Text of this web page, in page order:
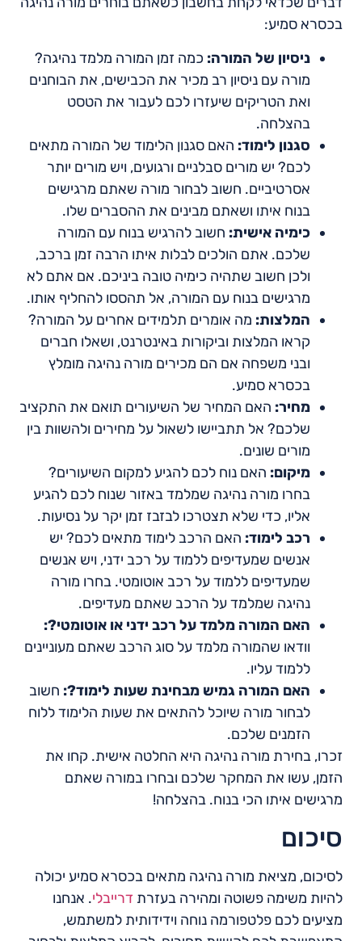
בכסרא סמיע:
ניסיון של המורה: כמה זמן המורה מלמד נהיגה?
מורה עם ניסיון רב מכיר את הכבישים, את הבוחנים
ואת הטריקים שיעזרו לכם לעבור את הטסט
בהצלחה.
סגנון לימוד: האם סגנון הלימוד של המורה מתאים
לכם? יש מורים סבלניים ורגועים, ויש מורים יותר
אסרטיביים. חשוב לבחור מורה שאתם מרגישים
בנוח איתו ושאתם מבינים את ההסברים שלו.
כימיה אישית: חשוב להרגיש בנוח עם המורה
שלכם. אתם הולכים לבלות איתו הרבה זמן ברכב,
ולכן חשוב שתהיה כימיה טובה ביניכם. אם אתם לא
מרגישים בנוח עם המורה, אל תהססו להחליף אותו.
המלצות: מה אומרים תלמידים אחרים על המורה?
קראו המלצות וביקורות באינטרנט, ושאלו חברים
ובני משפחה אם הם מכירים מורה נהיגה מומלץ
בכסרא סמיע.
מחיר: האם המחיר של השיעורים תואם את התקציב
שלכם? אל תתביישו לשאול על מחירים ולהשוות בין
מורים שונים.
מיקום: האם נוח לכם להגיע למקום השיעורים?
בחרו מורה נהיגה שמלמד באזור שנוח לכם להגיע
אליו, כדי שלא תצטרכו לבזבז זמן יקר על נסיעות.
רכב לימוד: האם הרכב לימוד מתאים לכם? יש
אנשים שמעדיפים ללמוד על רכב ידני, ויש אנשים
שמעדיפים ללמוד על רכב אוטומטי. בחרו מורה
נהיגה שמלמד על הרכב שאתם מעדיפים.
האם המורה מלמד על רכב ידני או אוטומטי?:
וודאו שהמורה מלמד על סוג הרכב שאתם מעוניינים
ללמוד עליו.
האם המורה גמיש מבחינת שעות לימוד?: חשוב
לבחור מורה שיוכל להתאים את שעות הלימוד ללוח
הזמנים שלכם.
זכרו, בחירת מורה נהיגה היא החלטה אישית. קחו את
הזמן, עשו את המחקר שלכם ובחרו במורה שאתם
מרגישים איתו הכי בנוח. בהצלחה!
סיכום
לסיכום, מציאת מורה נהיגה מתאים בכסרא סמיע יכולה
להיות משימה פשוטה ומהירה בעזרת דרייבלי. אנחנו
מציעים לכם פלטפורמה נוחה וידידותית למשתמש,